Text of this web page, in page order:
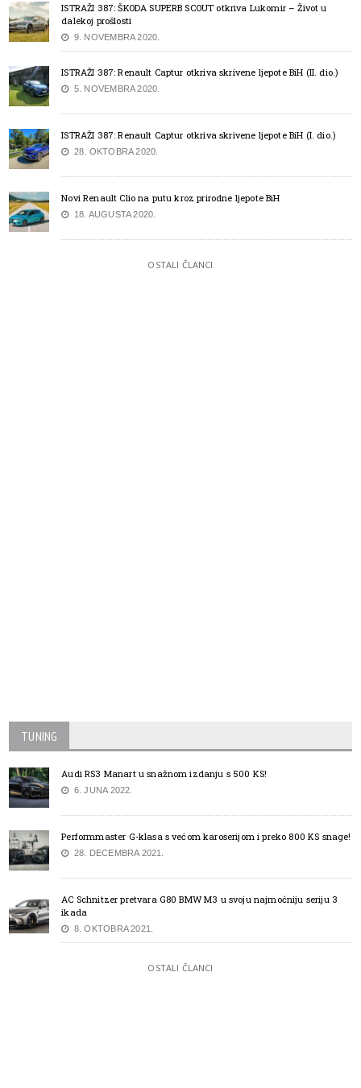
ISTRAŽI 387: ŠKODA SUPERB SCOUT otkriva Lukomir – Život u
dalekoj prošlosti
9. NOVEMBRA 2020.
ISTRAŽI 387: Renault Captur otkriva skrivene ljepote BiH (II. dio.)
5. NOVEMBRA 2020.
ISTRAŽI 387: Renault Captur otkriva skrivene ljepote BiH (I. dio.)
28. OKTOBRA 2020.
Novi Renault Clio na putu kroz prirodne ljepote BiH
18. AUGUSTA 2020.
OSTALI ČLANCI
TUNING
Audi RS3 Manart u snažnom izdanju s 500 KS!
6. JUNA 2022.
Performmaster G-klasa s većom karoserijom i preko 800 KS snage!
28. DECEMBRA 2021.
AC Schnitzer pretvara G80 BMW M3 u svoju najmoćniju seriju 3
ikada
8. OKTOBRA 2021.
OSTALI ČLANCI